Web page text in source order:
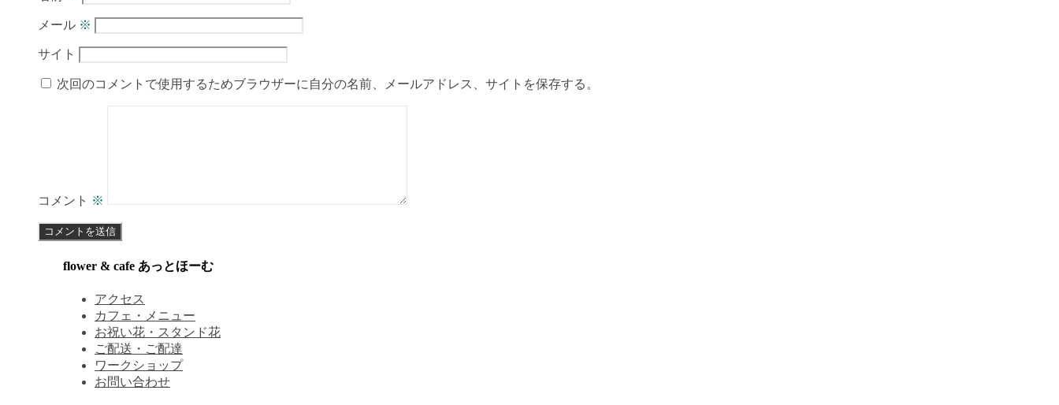
メール ※
サイト
次回のコメントで使用するためブラウザーに自分の名前、メールアドレス、サイトを保存する。
コメント ※
flower & cafe あっとほーむ
アクセス
カフェ・メニュー
お祝い花・スタンド花
ご配送・ご配達
ワークショップ
お問い合わせ